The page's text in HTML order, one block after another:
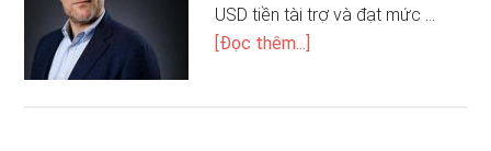
USD tiền tài trợ và đạt mức …
[Đọc thêm...]